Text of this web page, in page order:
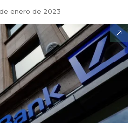
enero de 2023